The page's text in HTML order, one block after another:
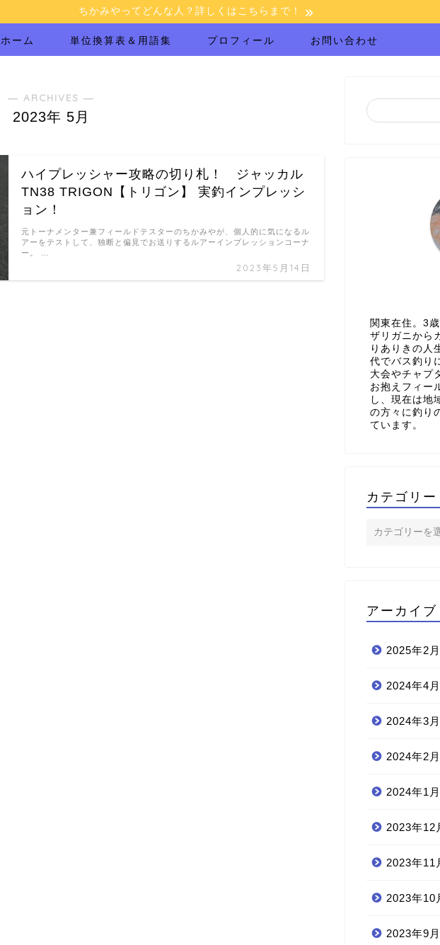
ちかみやってどんな人？詳しくはこちらまで！
ホーム 単位換算表＆用語集 プロフィール お問い合わせ
― ARCHIVES ―
2023年 5月
ハイプレッシャー攻略の切り札！ ジャッカル
TN38 TRIGON【トリゴン】 実釣インプレッシ
ョン！
2023年5月14日
元トーナメンター兼フィールドテスターのちかみやが、個人的に気になるル
アーをテストして、独断と偏見でお送りするルアーインプレッションコーナ
ー。 …
関東在住。3
ザリガニから
りありきの人
代でバス釣り
大会やチャプ
お抱えフィー
し、現在は地
の方々に釣り
ています。
カテゴリー
アーカイブ
2025年2月
2024年4月
2024年3月
2024年2月
2024年1月
2023年12
2023年11
2023年10
2023年9月